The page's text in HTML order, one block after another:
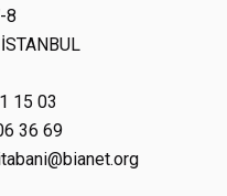
8
15 03
36 69